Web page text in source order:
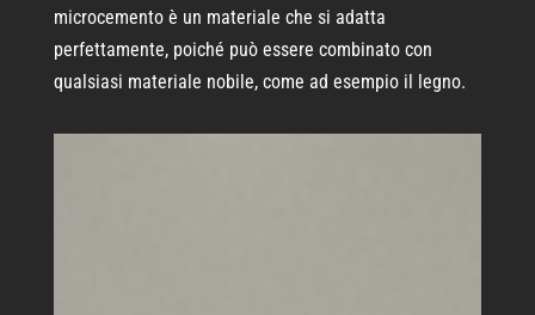
microcemento è un materiale che si adatta
perfettamente, poiché può essere combinato con
qualsiasi materiale nobile, come ad esempio il legno.